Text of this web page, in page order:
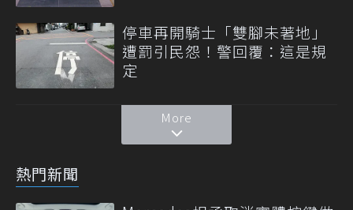
停車再開騎士「雙腳未著地」
遭罰引民怨！警回覆：這是規
定
More
熱門新聞